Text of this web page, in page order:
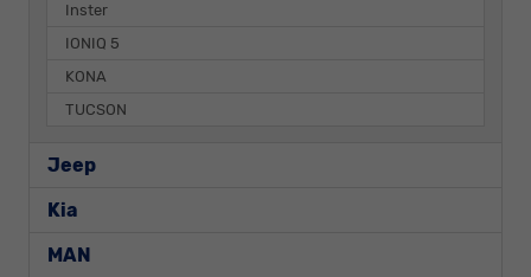
Inster
IONIQ 5
KONA
TUCSON
Jeep
Kia
MAN